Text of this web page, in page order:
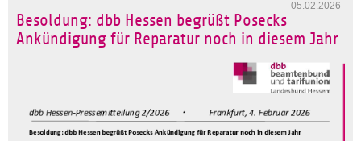
05.02.2026
Besoldung: dbb Hessen begrüßt Posecks
Ankündigung für Reparatur noch in diesem Jahr